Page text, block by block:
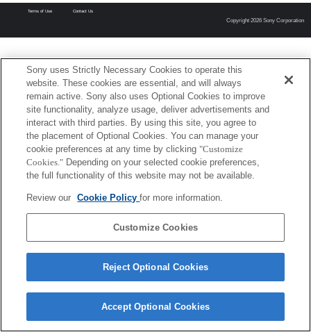
Terms of Use Contact Us
Copyright 2026 Sony Corporation
Sony uses Strictly Necessary Cookies to operate this
website. These cookies are essential, and will always
remain active. Sony also uses Optional Cookies to improve
site functionality, analyze usage, deliver advertisements and
interact with third parties. By using this site, you agree to
the placement of Optional Cookies. You can manage your
cookie preferences at any time by clicking "Customize
Cookies." Depending on your selected cookie preferences,
the full functionality of this website may not be available.
Review our Cookie Policyfor more information.
Customize Cookies
Reject Optional Cookies
Accept Optional Cookies